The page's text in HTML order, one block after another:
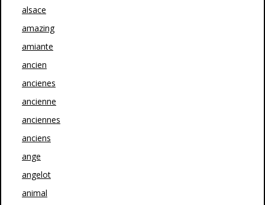
alsace
amazing
amiante
ancien
ancienes
ancienne
anciennes
anciens
ange
angelot
animal